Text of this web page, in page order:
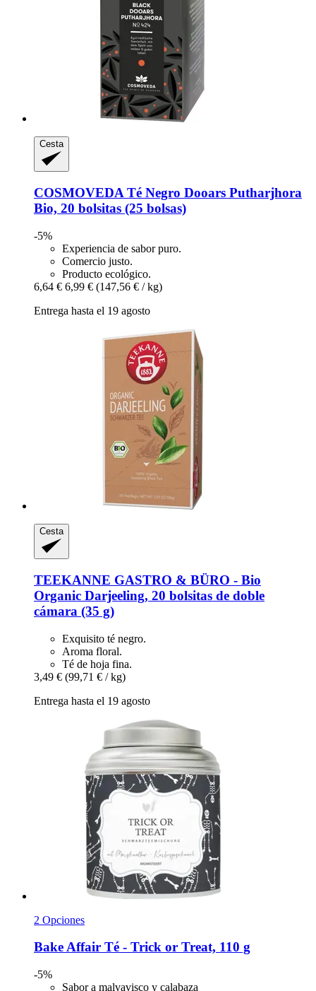
Cesta
COSMOVEDA Té Negro Dooars Putharjhora
Bio, 20 bolsitas (25 bolsas)
-5%
Experiencia de sabor puro.
Comercio justo.
Producto ecológico.
6,64 € 6,99 € (147,56 € / kg)
Entrega hasta el 19 agosto
Cesta
TEEKANNE GASTRO & BÜRO -​ Bio
Organic Darjeeling, 20 bolsitas de doble
cámara (35 g)
Exquisito té negro.
Aroma floral.
Té de hoja fina.
3,49 € (99,71 € / kg)
Entrega hasta el 19 agosto
2 Opciones
Bake Affair Té -​ Trick or Treat, 110 g
-5%
Sabor a malvavisco y calabaza